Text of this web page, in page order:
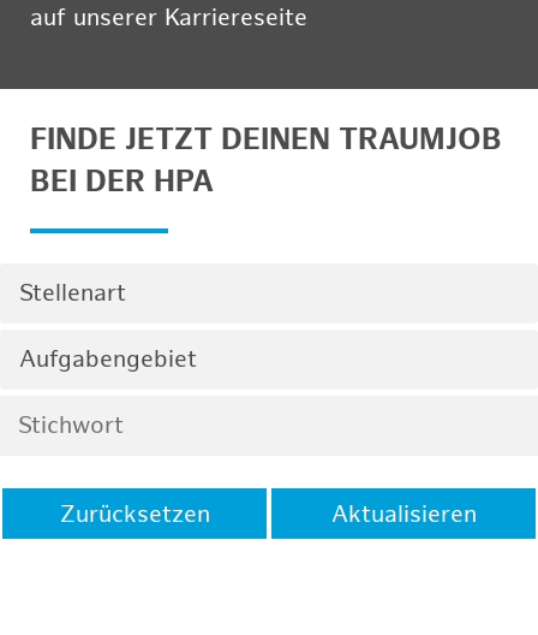
auf unserer Karriereseite
FINDE JETZT DEINEN TRAUMJOB
BEI DER HPA
Stellenart
Aufgabengebiet
Zurücksetzen Aktualisieren